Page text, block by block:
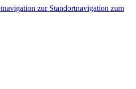
zur Standortnavigation zum